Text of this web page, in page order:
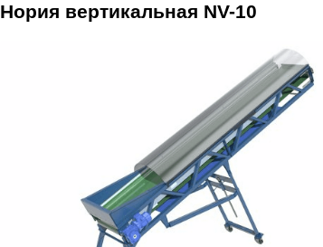
Нория вертикальная NV-10